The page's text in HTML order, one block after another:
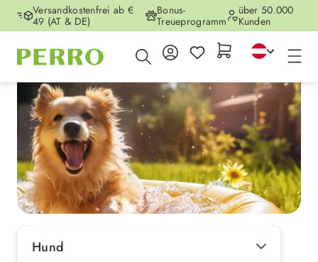
Zum Hauptinhalt springen
Versandkostenfrei ab €
49 (AT & DE)
Bonus-
Treueprogramm
über 50.000
Kunden
Hund